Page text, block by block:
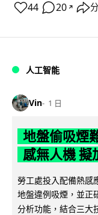
44 20 ↗
人工智能
Vin 1 日
地盤偷吸煙
感無人機 擬
勞工處投入配備熱感
地盤違例吸煙，並正
分析功能，結合三大